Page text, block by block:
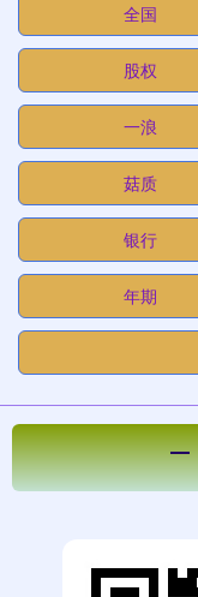
全国
股权
一浪
菇质
银行
年期